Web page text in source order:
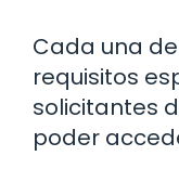
Cada una
requisitos
solicitantes
poder